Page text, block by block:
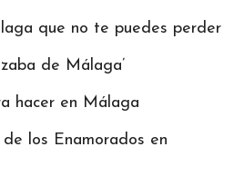
que no te puedes perder
de Málaga’
hacer en Málaga
los Enamorados en